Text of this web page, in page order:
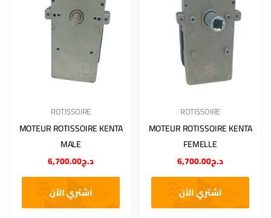
ROTISSOIRE
MOTEUR ROTISSOIRE KENTA
MALE
د.ج6,700.00
اشتري الآن
ROTISSOIRE
MOTEUR ROTISSOIRE KENTA
FEMELLE
د.ج6,700.00
اشتري الآن